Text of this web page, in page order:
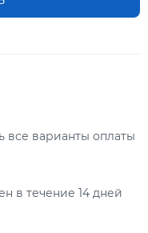
все варианты оплаты
в течение 14 дней